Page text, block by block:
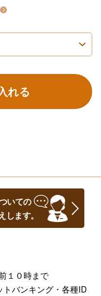
れる
いての
します。
１０時まで
バンキング・各種ID